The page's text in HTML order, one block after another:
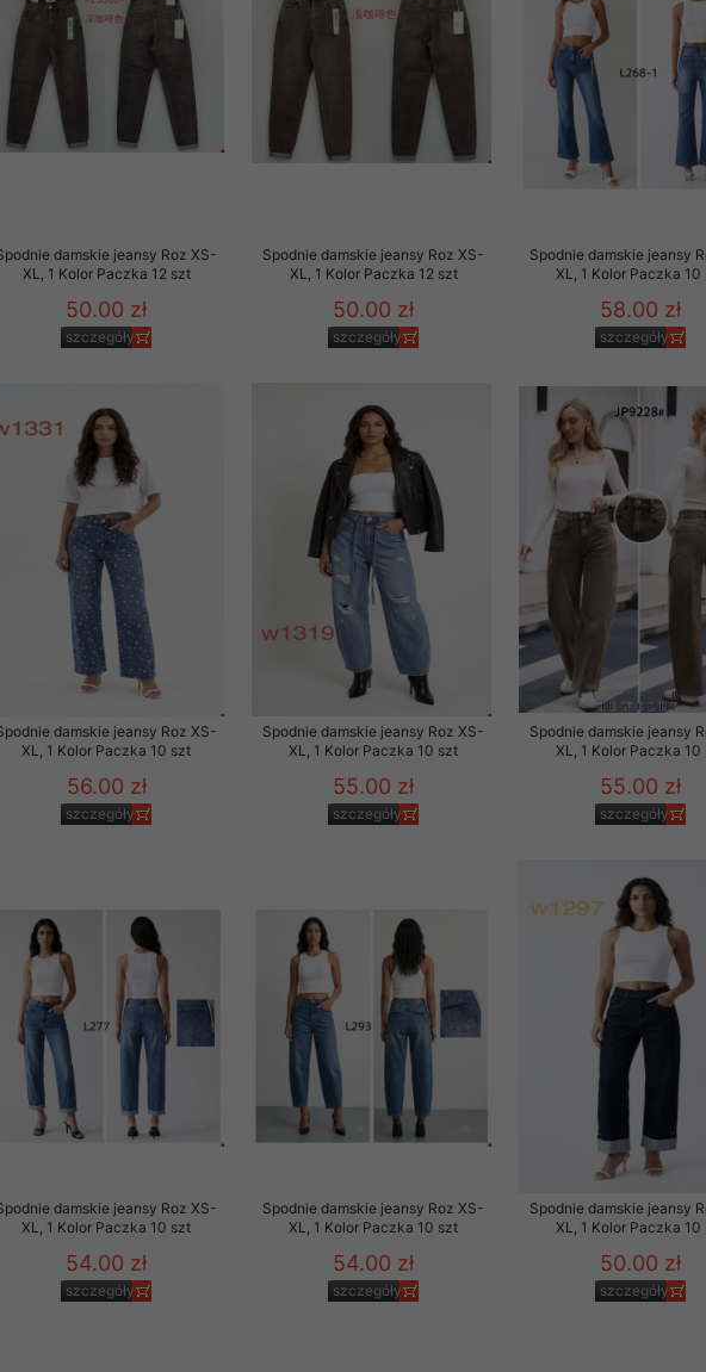
damskie jeansy Roz XS-
XL, 1 Kolor Paczka 12 szt
50.00 zł
szczegóły
Spodnie damskie jeansy Roz XS-
XL, 1 Kolor Paczka 12 szt
50.00 zł
szczegóły
Spodnie damskie jeansy
XL, 1 Kolor Paczka 10
58.00 zł
szczegóły
damskie jeansy Roz XS-
XL, 1 Kolor Paczka 10 szt
56.00 zł
szczegóły
Spodnie damskie jeansy Roz XS-
XL, 1 Kolor Paczka 10 szt
55.00 zł
szczegóły
Spodnie damskie jeansy
XL, 1 Kolor Paczka 10
55.00 zł
szczegóły
damskie jeansy Roz XS-
XL, 1 Kolor Paczka 10 szt
54.00 zł
szczegóły
Spodnie damskie jeansy Roz XS-
XL, 1 Kolor Paczka 10 szt
54.00 zł
szczegóły
Spodnie damskie jeansy
XL, 1 Kolor Paczka 10
50.00 zł
szczegóły
gdy wyrazili na to zgodę. Dotyczy to w
wyraźnie wskazanego przez nas linka
promocjach, rabatach i nowościach w
prywatności, w szczególności danych